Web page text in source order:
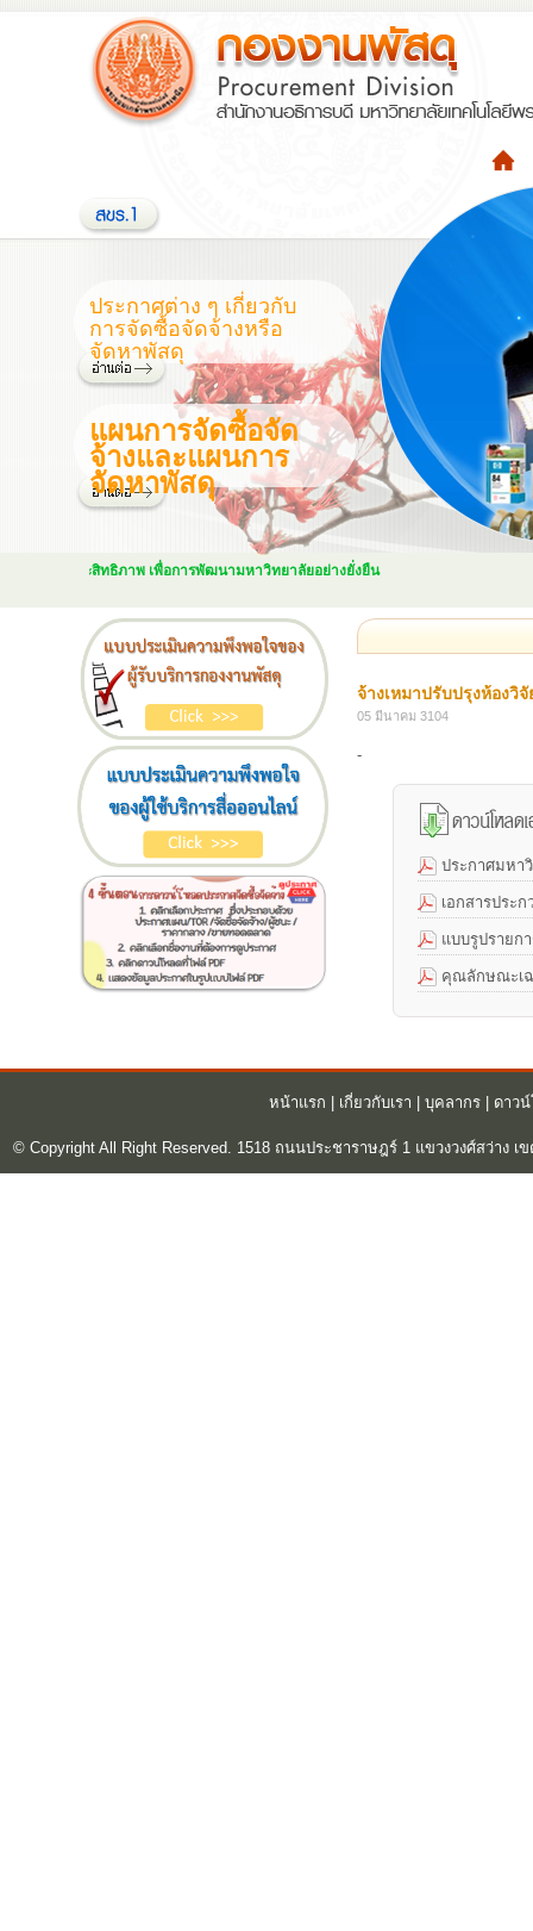
ประกาศต่าง ๆ เกี่ยวกับ
การจัดซื้อจัดจ้างหรือ
จัดหาพัสดุ
แผนการจัดซื้อจัด
จ้างและแผนการ
จัดหาพัสดุ
ดุให้มีประสิทธิภาพ เพื่อการพัฒนามหาวิทยาลัยอย่างยั่งยืน
จ้างเหมาปรับปรุงห้อง
05 มีนาคม 3104
-
ประกาศมหา
เอกสารประ
แบบรูปรายก
คุณลักษณะเ
หน้าแรก เกี่ยวกับเรา บุคลากร| ดาว
© Copyright All Right Reserved. 1518 ถนนประชาราษฎร์ 1 แขวงวงศ์สว่าง